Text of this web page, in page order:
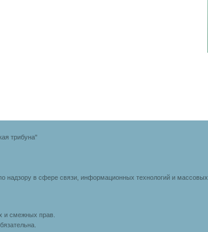
трибуна"
в сфере связи, информационных технологий и массовых
и смежных прав.